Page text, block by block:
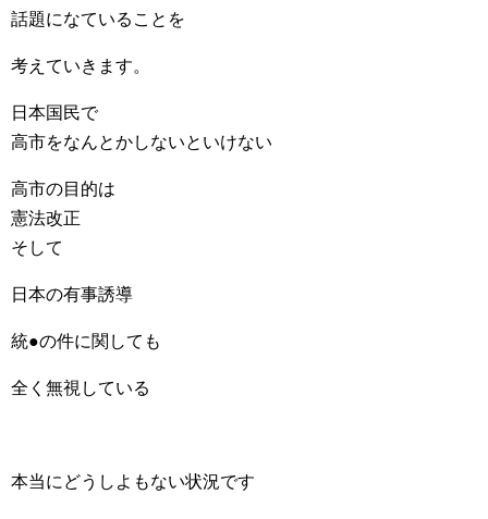
話題になていることを
考えていきます。
日本国民で
高市をなんとかしないといけない
高市の目的は
憲法改正
そして
日本の有事誘導
統●の件に関しても
全く無視している
本当にどうしよもない状況です